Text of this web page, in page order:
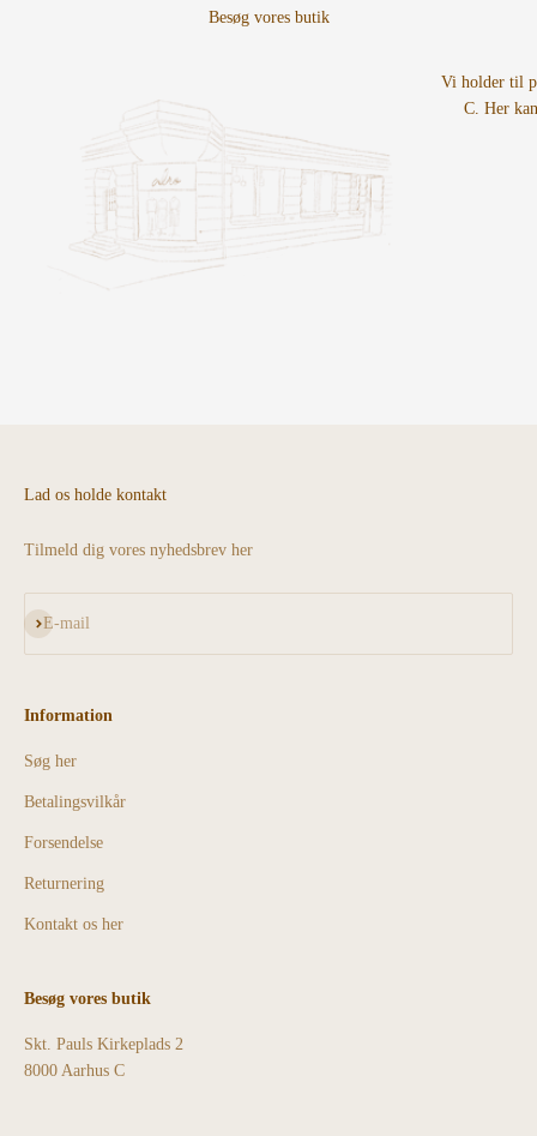
Vi holder til
C. Her
Lad os holde kontakt
Tilmeld dig vores nyhedsbrev her
E-mail
Abonnér
Information
Søg her
Betalingsvilkår
Forsendelse
Returnering
Kontakt os her
Besøg vores butik
Skt. Pauls Kirkeplads 2
8000 Aarhus C